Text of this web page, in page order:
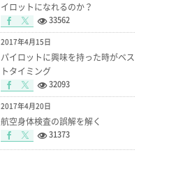
イロットになれるのか？
33562
2017年4月15日
パイロットに興味を持った時がベス
トタイミング
32093
2017年4月20日
航空身体検査の誤解を解く
31373